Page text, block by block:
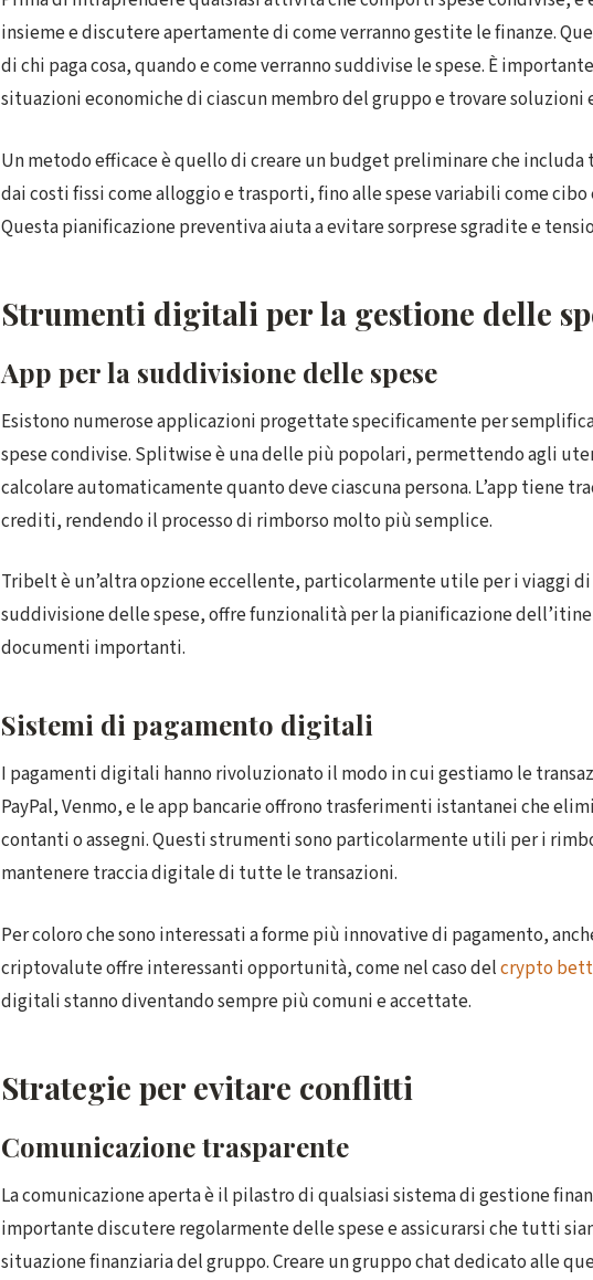
insieme e discutere apertamente di come verranno gestite le finanze.
di chi paga cosa, quando e come verranno suddivise le spese. È
situazioni economiche di ciascun membro del gruppo e trovare
Un metodo efficace è quello di creare un budget preliminare che
dai costi fissi come alloggio e trasporti, fino alle spese variabili come
Questa pianificazione preventiva aiuta a evitare sorprese sgradite e
Strumenti digitali per la gestione delle
App per la suddivisione delle spese
Esistono numerose applicazioni progettate specificamente per
spese condivise. Splitwise è una delle più popolari, permettendo agli
calcolare automaticamente quanto deve ciascuna persona. L’app tiene
crediti, rendendo il processo di rimborso molto più semplice.
Tribelt è un’altra opzione eccellente, particolarmente utile per i viaggi
suddivisione delle spese, offre funzionalità per la pianificazione
documenti importanti.
Sistemi di pagamento digitali
I pagamenti digitali hanno rivoluzionato il modo in cui gestiamo le
PayPal, Venmo, e le app bancarie offrono trasferimenti istantanei che
contanti o assegni. Questi strumenti sono particolarmente utili per i
mantenere traccia digitale di tutte le transazioni.
Per coloro che sono interessati a forme più innovative di pagamento,
criptovalute offre interessanti opportunità, come nel caso delcrypto
digitali stanno diventando sempre più comuni e accettate.
Strategie per evitare conflitti
Comunicazione trasparente
La comunicazione aperta è il pilastro di qualsiasi sistema di gestione
importante discutere regolarmente delle spese e assicurarsi che tutti
situazione finanziaria del gruppo. Creare un gruppo chat dedicato alle